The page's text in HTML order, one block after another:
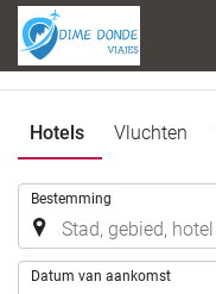
Hotels Vluchten
Bestemming
Datum van aankomst